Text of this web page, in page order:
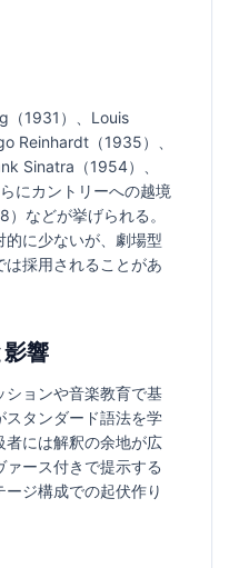
（1931）、Louis
Reinhardt（1935）、
Sinatra（1954）、
にカントリーへの越境
などが挙げられる。
に少ないが、劇場型
採用されることがあ
響
ションや音楽教育で基
スタンダード語法を学
者には解釈の余地が広
ース付きで提示する
ジ構成での起伏作り